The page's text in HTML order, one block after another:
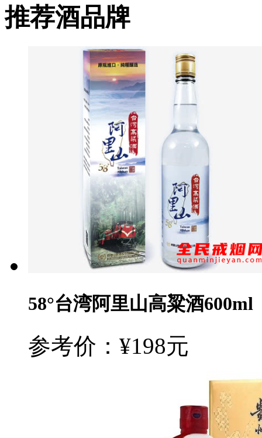
推荐酒品牌
58°台湾阿里山高粱酒600ml
参考价：¥198元